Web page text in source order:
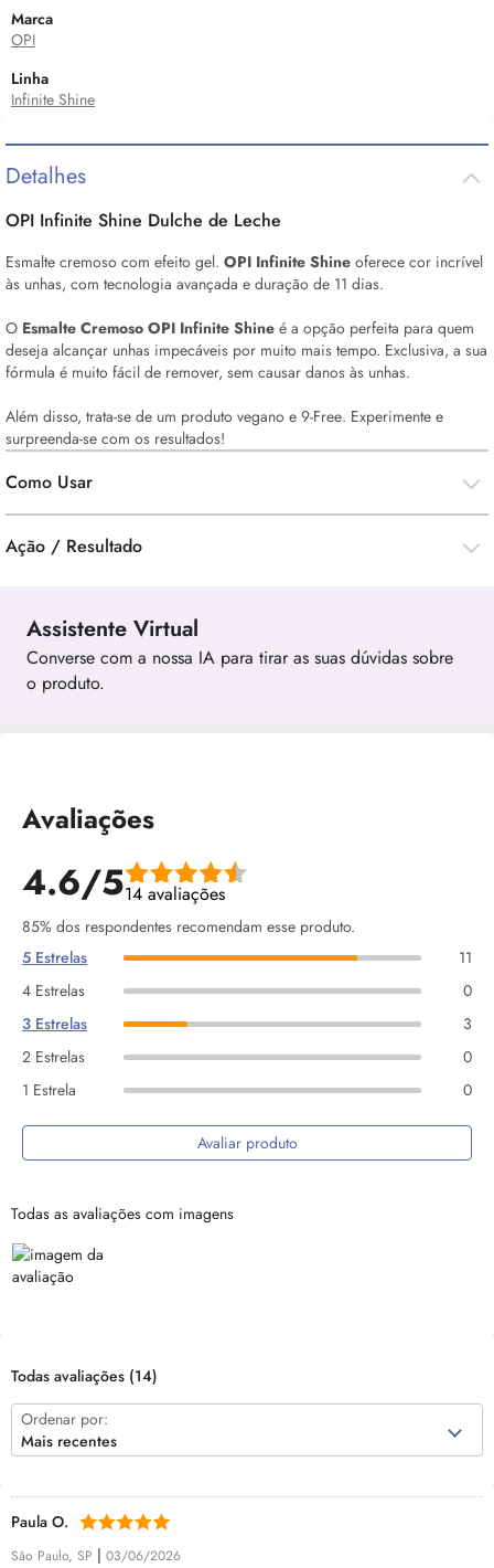
Marca
OPI
Linha
Infinite Shine
Detalhes
OPI Infinite Shine Dulche de Leche
Esmalte cremoso com efeito gel. OPI Infinite Shine oferece cor incrível
às unhas, com tecnologia avançada e duração de 11 dias.
O Esmalte Cremoso OPI Infinite Shine é a opção perfeita para quem
deseja alcançar unhas impecáveis por muito mais tempo. Exclusiva, a sua
fórmula é muito fácil de remover, sem causar danos às unhas.
Além disso, trata-se de um produto vegano e 9-Free. Experimente e
surpreenda-se com os resultados!
Como Usar
Ação / Resultado
Assistente Virtual
Converse com a nossa IA para tirar as suas dúvidas sobre
o produto.
Avaliações
4.6/514 avaliações
85% dos respondentes recomendam esse produto.
5 Estrelas
11
4 Estrelas
0
3 Estrelas
3
2 Estrelas
0
1 Estrela
0
Avaliar produto
Todas as avaliações com imagens
Todas avaliações (14)
Ordenar por:
Mais recentes
Paula O.
São Paulo, SP | 03/06/2026